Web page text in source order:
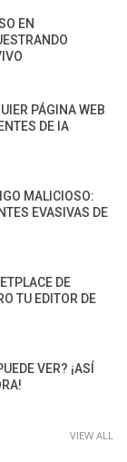
EN
PÁGINA WEB
DE IA
MALICIOSO:
EVASIVAS DE
DE
TU EDITOR DE
VER? ¡ASÍ
VIEW ALL